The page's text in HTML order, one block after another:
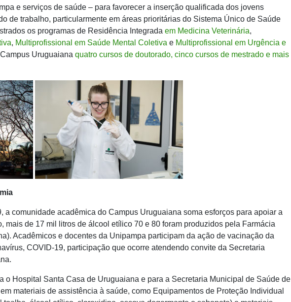
e serviços de saúde – para favorecer a inserção qualificada dos jovens
de trabalho, particularmente em áreas prioritárias do Sistema Único de Saúde
os programas de Residência Integrada em Medicina Veterinária,
, Multiprofissional em Saúde Mental Coletiva e Multiprofissional em Urgência e
Uruguaiana quatro cursos de doutorado, cinco cursos de mestrado e mais
a comunidade acadêmica do Campus Uruguaiana soma esforços para apoiar a
mais de 17 mil litros de álcool etílico 70 e 80 foram produzidos pela Farmácia
Acadêmicos e docentes da Unipampa participam da ação de vacinação da
COVID-19, participação que ocorre atendendo convite da Secretaria
o Hospital Santa Casa de Uruguaiana e para a Secretaria Municipal de Saúde de
materiais de assistência à saúde, como Equipamentos de Proteção Individual